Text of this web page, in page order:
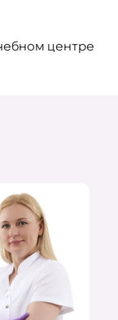
центре